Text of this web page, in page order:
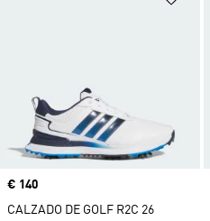
Precio
€ 140
CALZADO DE GOLF R2C 26